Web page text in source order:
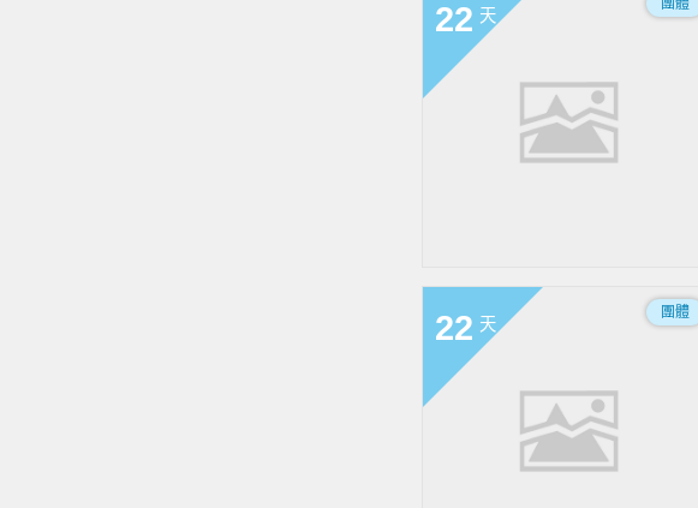
22 天
團體
22 天
團體